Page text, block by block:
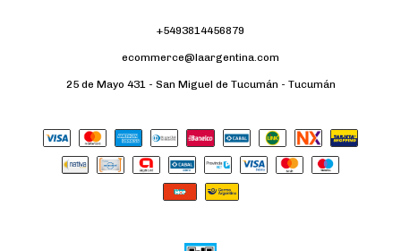
+5493814456879
ecommerce@laargentina.com
25 de Mayo 431 - San Miguel de Tucumán - Tucumán